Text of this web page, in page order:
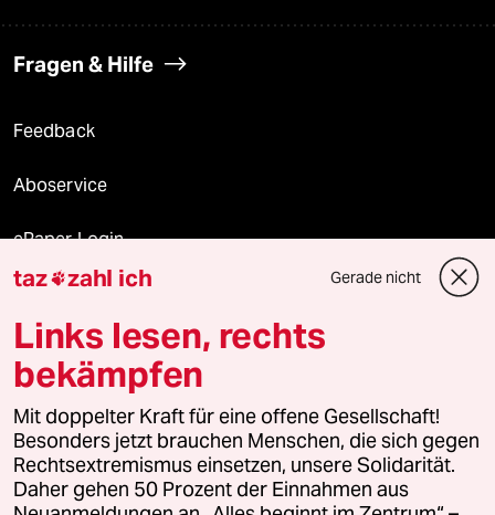
Fragen & Hilfe
Feedback
Aboservice
ePaper Login
Downloads für Abonnierende
© 2026 taz Verlags und Vertriebs GmbH
Alle Rechte vorbehalten. Bei rechtlichen Fragen oder für Genehmigungen
wenden Sie sich bitte an
lizenzen@taz.de
Feedback Redaktionsstatut Kommune-Richtlinien
taz zahl ich Gerade nicht
Links lesen, rechts
bekämpfen
Mit doppelter Kraft für eine offene Gesellschaft!
Besonders jetzt brauchen Menschen, die sich gegen
Rechtsextremismus einsetzen, unsere Solidarität.
Daher gehen 50 Prozent der Einnahmen aus